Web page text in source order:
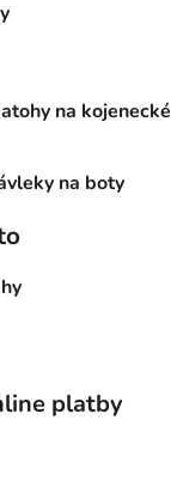
na kojenecké
na boty
platby